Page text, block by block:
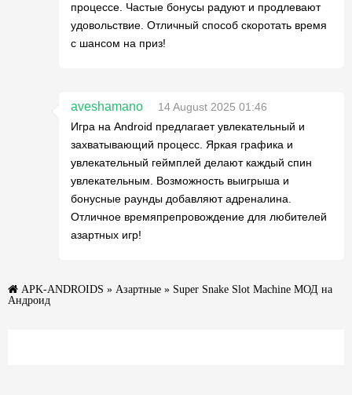
процессе. Частые бонусы радуют и продлевают
удовольствие. Отличный способ скоротать время
с шансом на приз!
aveshamano
14 August 2025 01:46
Игра на Android предлагает увлекательный и
захватывающий процесс. Яркая графика и
увлекательный геймплей делают каждый спин
увлекательным. Возможность выигрыша и
бонусные раунды добавляют адреналина.
Отличное времяпрепровождение для любителей
азартных игр!
APK-ANDROIDS » Азартные » Super Snake Slot Machine МОД на
Андроид